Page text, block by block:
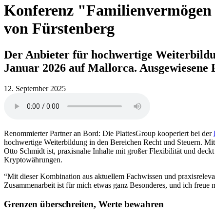
Konferenz
von Fürstenberg
Der Anbieter für hochwertige
Januar 2026 auf Mallorca.
12. September 2025
Renommierter Partner an Bord: Die PlattesGroup kooperiert bei der
hochwertige Weiterbildung in den Bereichen Recht und Steuern.
Otto Schmidt ist, praxisnahe Inhalte mit großer Flexibilität und
Kryptowährungen.
“Mit dieser Kombination aus aktuellem Fachwissen und
Zusammenarbeit ist für mich etwas ganz Besonderes, und ich
Grenzen überschreiten, Werte bewahren